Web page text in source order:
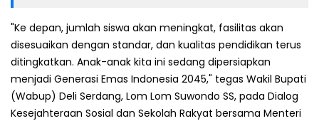
"Ke depan, jumlah siswa akan meningkat, fasilitas akan
disesuaikan dengan standar, dan kualitas pendidikan terus
ditingkatkan. Anak-anak kita ini sedang dipersiapkan
menjadi Generasi Emas Indonesia 2045," tegas Wakil Bupati
(Wabup) Deli Serdang, Lom Lom Suwondo SS, pada Dialog
Kesejahteraan Sosial dan Sekolah Rakyat bersama Menteri